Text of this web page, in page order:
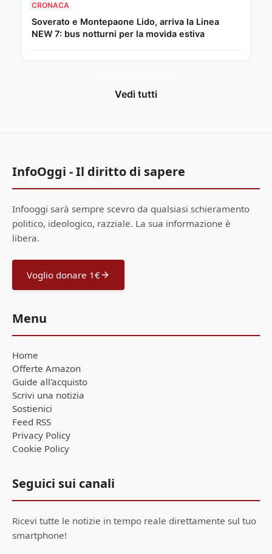
CRONACA
Soverato e Montepaone Lido, arriva la Linea
NEW 7: bus notturni per la movida estiva
Vedi tutti
InfoOggi - Il diritto di sapere
Infooggi sarà sempre scevro da qualsiasi schieramento
politico, ideologico, razziale. La sua informazione è
libera.
Voglio donare 1€
Menu
Home
Offerte Amazon
Guide all'acquisto
Scrivi una notizia
Sostienici
Feed RSS
Privacy Policy
Cookie Policy
Seguici sui canali
Ricevi tutte le notizie in tempo reale direttamente sul tuo
smartphone!